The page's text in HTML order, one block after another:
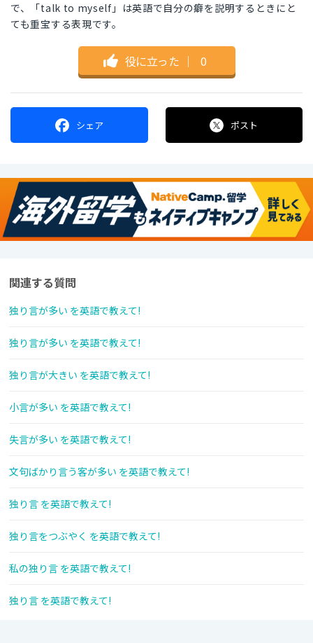
で、「talk to myself」は英語で自分の癖を説明するときにと
ても重宝する表現です。
役に立った ｜ 0
シェア ポスト
関連する質問
独り言が多い を英語で教えて!
独り言が多い を英語で教えて!
独り言が大きい を英語で教えて!
小言が多い を英語で教えて!
失言が多い を英語で教えて!
文句ばかり言う客が多い を英語で教えて!
独り言 を英語で教えて!
独り言をつぶやく を英語で教えて!
私の独り言 を英語で教えて!
独り言 を英語で教えて!